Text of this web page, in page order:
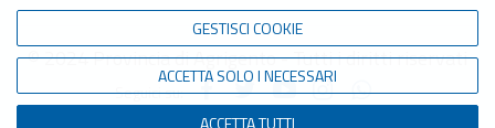
GESTISCI COOKIE
ACCETTA SOLO I NECESSARI
ACCETTA TUTTI
© 2024 Provincia di Agrigento - Tutti i diritti riservati
Seguici su: